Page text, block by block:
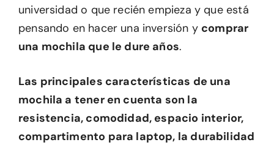
universidad o que recién empieza y que está
pensando en hacer una inversión y comprar
una mochila que le dure años.
Las principales características de una
mochila a tener en cuenta son la
resistencia, comodidad, espacio interior,
compartimento para laptop, la durabilidad